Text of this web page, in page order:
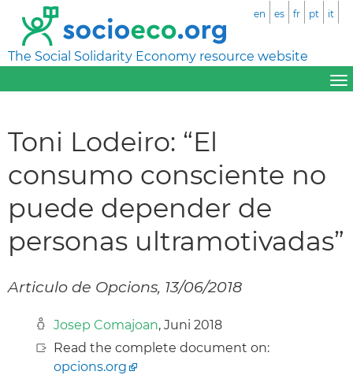
The Social Solidarity Economy resource website
en es fr pt it
Toni Lodeiro: “El
consumo consciente no
puede depender de
personas ultramotivadas”
Articulo de Opcions, 13/06/2018
Josep Comajoan, Juni 2018
Read the complete document on:
opcions.org